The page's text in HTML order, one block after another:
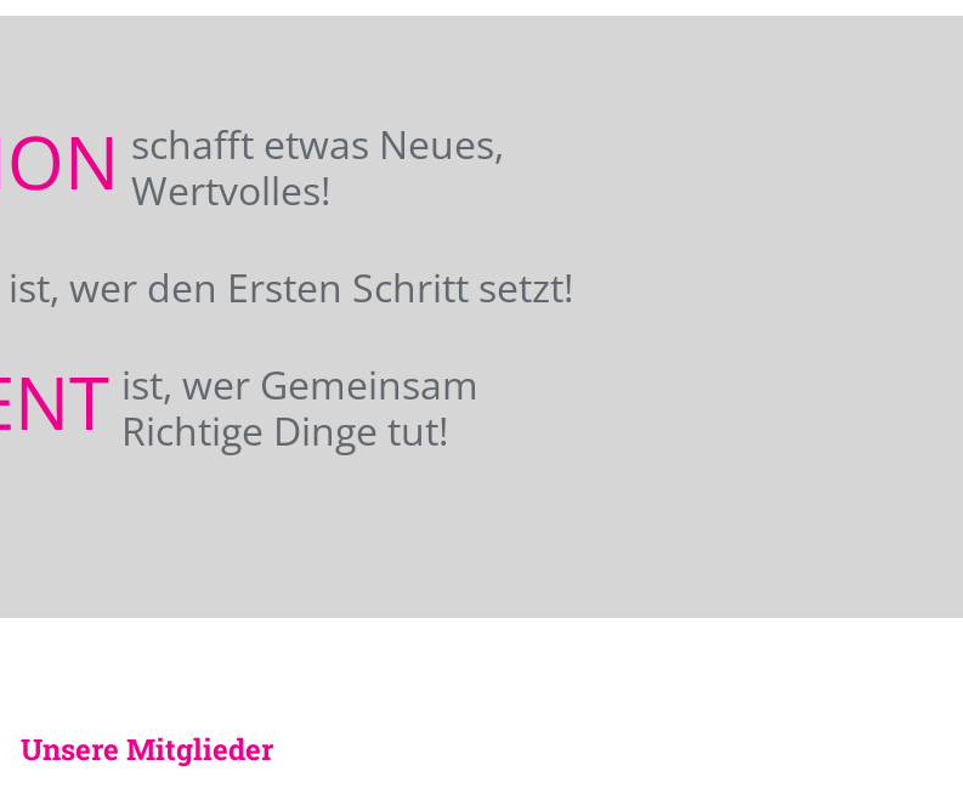
schafft etwas Neues,
Wertvolles!
ist, wer den Ersten Schritt setzt!
ist, wer Gemeinsam
Richtige Dinge tut!
Unsere Mitglieder